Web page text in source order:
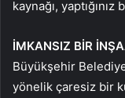
kaynağı,
İMKANSIZ BİR
Büyükşehir
yönelik çaresiz bir